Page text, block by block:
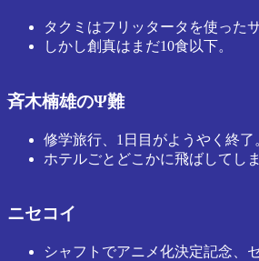
タクミはフリッタータを使った
しかし創真はまだ10食以下。
斉木楠雄のΨ難
修学旅行、1日目がようやく終了
ホテルごとどこかに飛ばしてし
ニセコイ
シャフトでアニメ化決定記念、